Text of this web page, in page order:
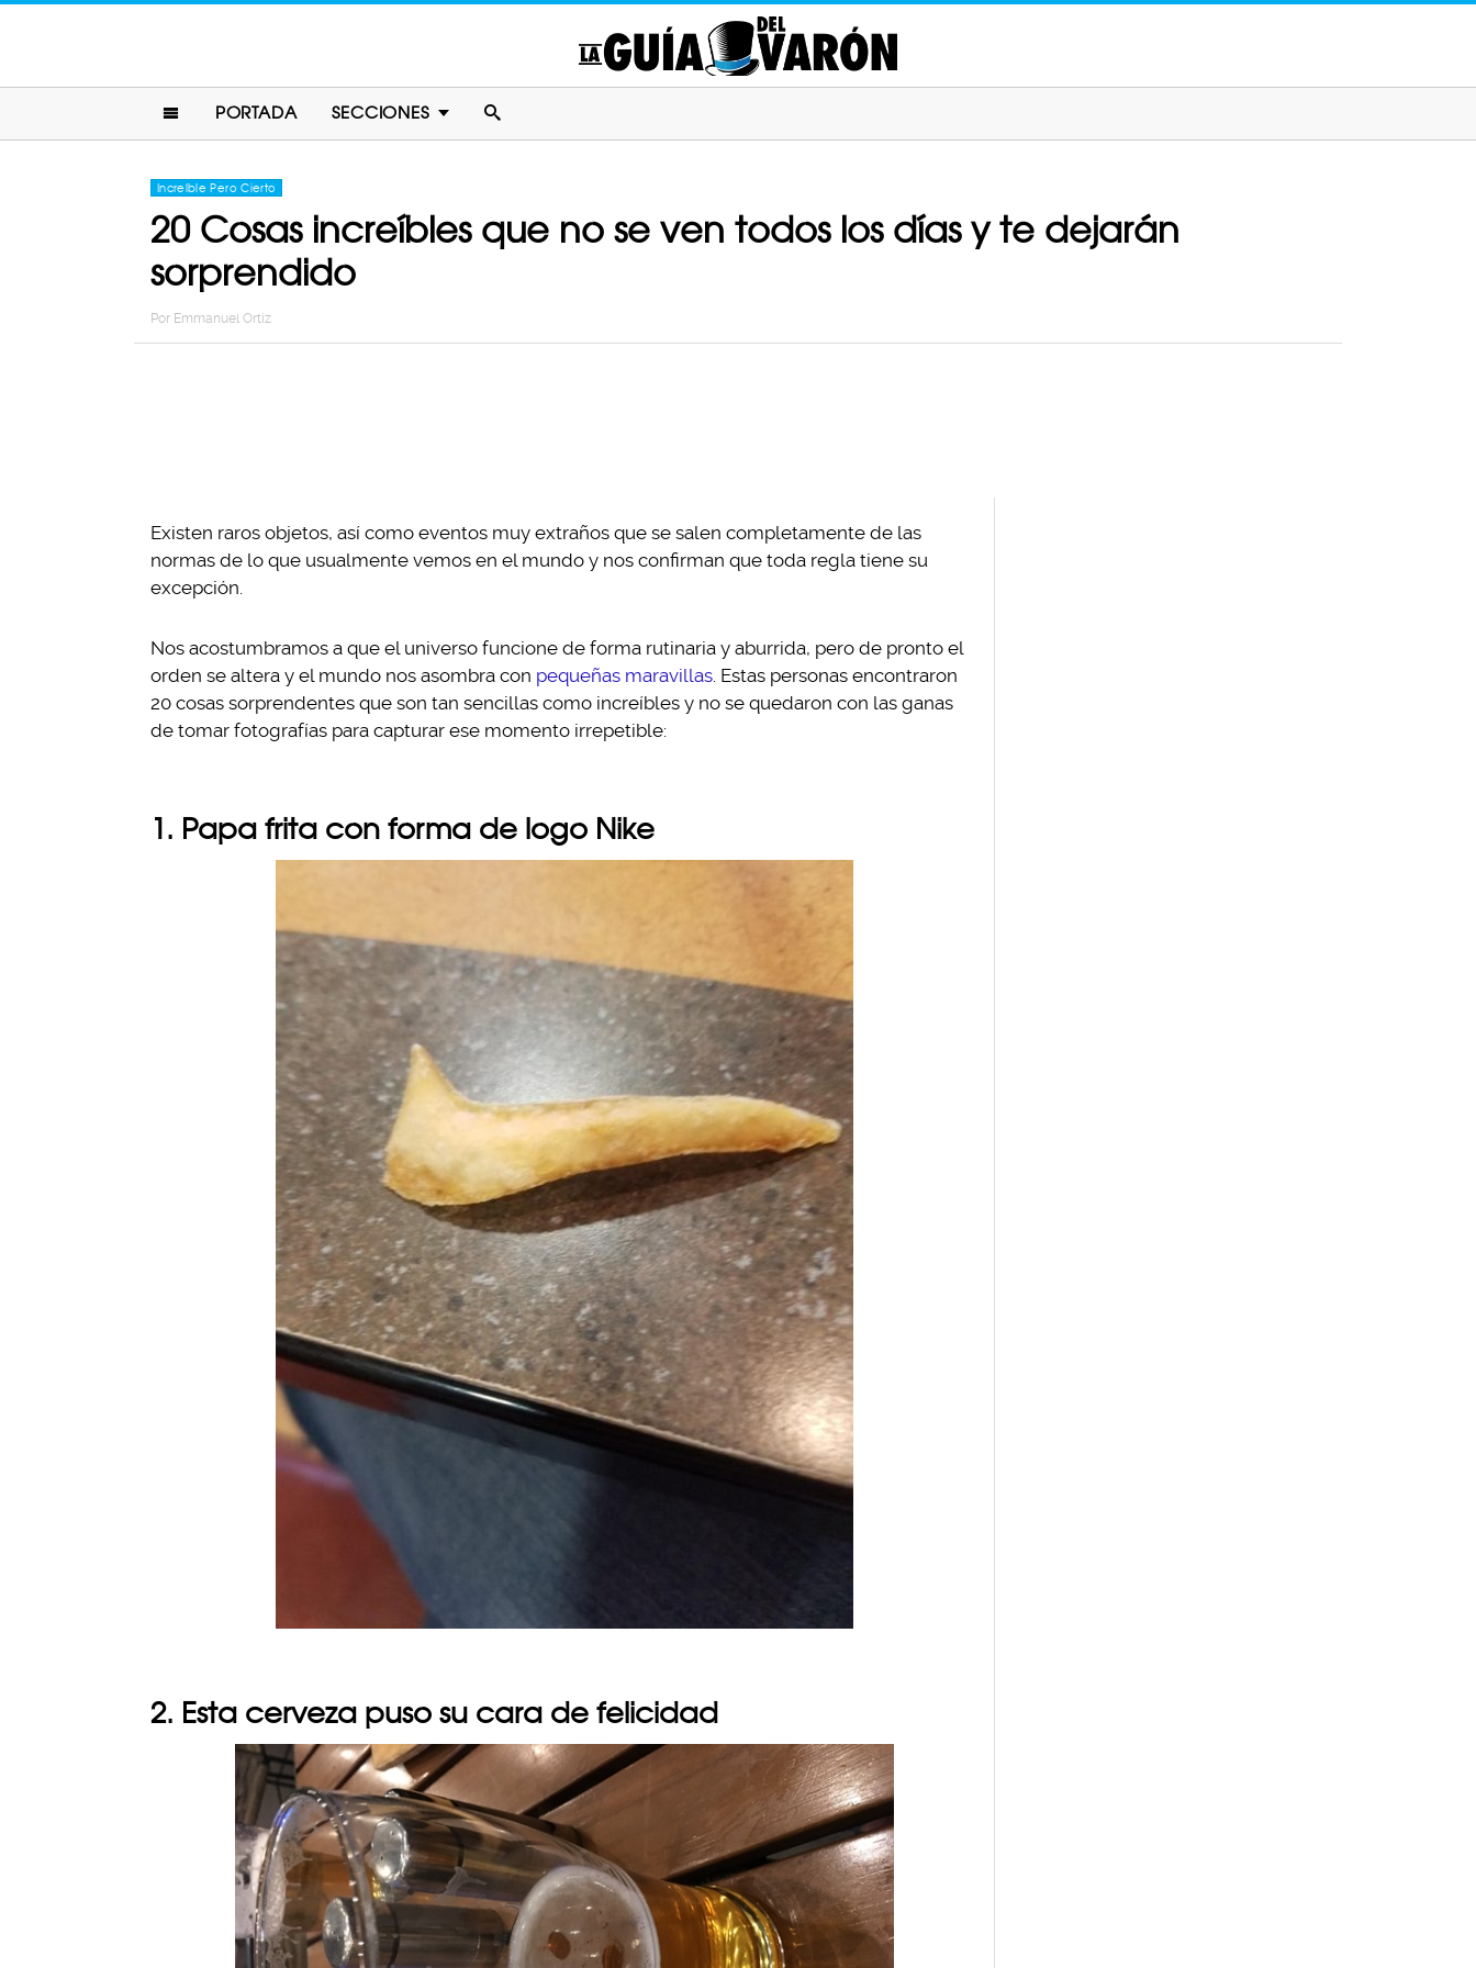
PORTADA SECCIONES
Increíble Pero Cierto
20 Cosas increíbles que no se ven todos los días y te dejarán
sorprendido
Por Emmanuel Ortiz
Existen raros objetos, así como eventos muy extraños que se salen completamente de las
normas de lo que usualmente vemos en el mundo y nos confirman que toda regla tiene su
excepción.
Nos acostumbramos a que el universo funcione de forma rutinaria y aburrida, pero de pronto el
orden se altera y el mundo nos asombra con pequeñas maravillas. Estas personas encontraron
20 cosas sorprendentes que son tan sencillas como increíbles y no se quedaron con las ganas
de tomar fotografías para capturar ese momento irrepetible:
1. Papa frita con forma de logo Nike
2. Esta cerveza puso su cara de felicidad